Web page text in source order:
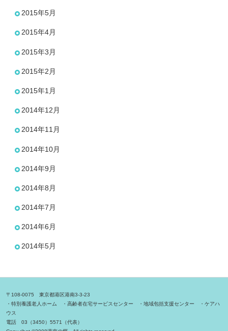
2015年5月
2015年4月
2015年3月
2015年2月
2015年1月
2014年12月
2014年11月
2014年10月
2014年9月
2014年8月
2014年7月
2014年6月
2014年5月
〒108-0075 東京都港区港南3-3-23
・特別養護老人ホーム ・高齢者在宅サービスセンター ・地域包括支援センター ・ケアハ
ウス
電話 03（3450）5571（代表）